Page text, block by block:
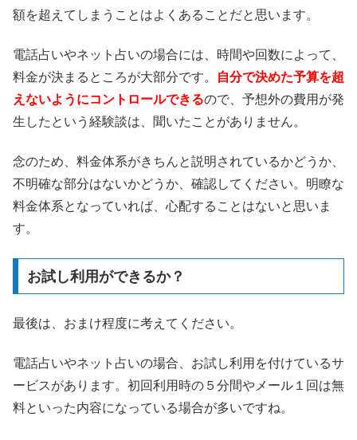
額を超えてしまうことはよくあることだと思います。
電話占いやネット占いの場合には、時間や回数によって、
料金が決まるところが大部分です。
自分で決めた予算を超
えないようにコントロールできるので、予想外の費用が発
生したという経験談は、聞いたことがありません。
念のため、料金体系がきちんと説明されているかどうか、
不明確な部分はないかどうか、確認してください。明瞭な
料金体系となっていれば、心配することはないと思いま
す。
お試し利用ができるか？
最後は、おまけ程度に考えてください。
電話占いやネット占いの場合、お試し利用を付けているサ
ービスがあります。初回利用時の５分間やメール１回は無
料といった内容になっている場合が多いですね。